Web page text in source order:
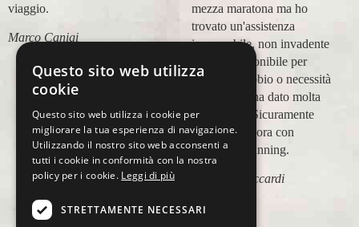
viaggio.
Marco Canigi
mezza maratona ma ho
trovato un'assistenza
impeccabile, non invadente
e molto disponibile per
qualsiasi dubbio o necessità
e questo mi ha dato molta
tranquillità. Sicuramente
viaggerò ancora con
Ovunque Running.
Elisabetta Accardi
Questo sito web utilizza
cookie
Questo sito web utilizza i cookie per
migliorare la tua esperienza di navigazione.
Utilizzando il nostro sito web acconsenti a
tutti i cookie in conformità con la nostra
policy per i cookie. Leggi di più
STRETTAMENTE NECESSARI